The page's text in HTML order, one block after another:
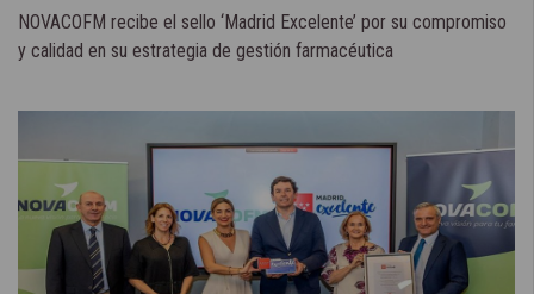
NOVACOFM recibe el sello ‘Madrid Excelente’ por su compromiso
y calidad en su estrategia de gestión farmacéutica